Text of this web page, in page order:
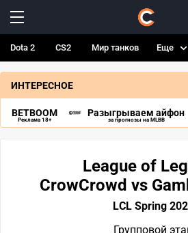
Dota 2 CS2 Мир танков Еще
ИНТЕРЕСНОЕ
BETBOOM
Реклама 18+
Разыгрываем айфон
за прогнозы на MLBB
League of
CrowCrowd vs
LCL Spring
Групповой